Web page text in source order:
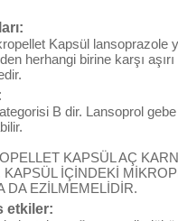
Kapsül lansoprazole
herhangi birine karşı aşırı
B dir. Lansoprol gebe
KAPSÜL AÇ
İÇİNDEKİ
DA EZİLMEMELİDİR.
etkiler: